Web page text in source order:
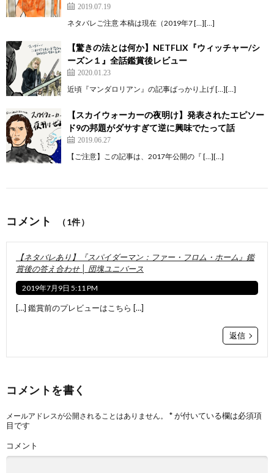
2019.07.19
ネタバレご注意 本稿は現在（2019年7 […][…]
【驚きの法とは何か】NETFLIX『ウィッチャー/シ
ーズン１』全話鑑賞後レビュー
2020.01.23
近頃『マンダロリアン』の記事ばっかり上げ […][…]
【スカイウォーカーの夜明け】発表されたエピソー
ド9の邦題がダサすぎて逆に興味でたって話
2019.06.27
【ご注意】この記事は、2017年公開の『 […][…]
コメント （1件）
【ネタバレあり】『スパイダーマン：ファー・フロム・ホーム』鑑
賞後の答え合わせ │ 団塊ユニバース
2019年7月9日 5:11 PM
[…] 鑑賞前のプレビューはこちら […]
返信
コメントを書く
メールアドレスが公開されることはありません。 *が付いている欄は必須項
目です
コメント